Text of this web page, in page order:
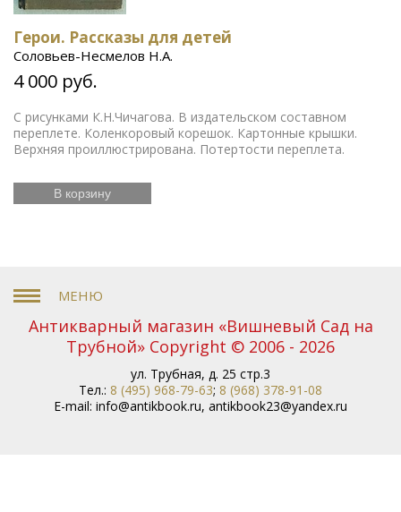
Герои. Рассказы для детей
Соловьев-Несмелов Н.А.
4 000 руб.
С рисунками К.Н.Чичагова. В издательском составном
переплете. Коленкоровый корешок. Картонные крышки.
Верхняя проиллюстрирована. Потертости переплета.
В корзину
Антикварный магазин «Вишневый Сад на
Трубной» Copyright © 2006 - 2026
ул. Трубная, д. 25 стр.3
Тел.: 8 (495) 968-79-63; 8 (968) 378-91-08
E-mail: info@antikbook.ru, antikbook23@yandex.ru